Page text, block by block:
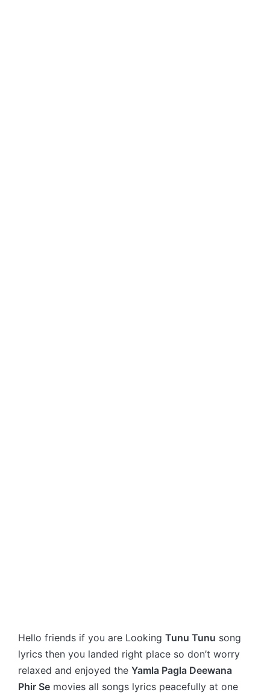
Hello friends if you are Looking Tunu Tunu song
lyrics then you landed right place so don’t worry
relaxed and enjoyed the Yamla Pagla Deewana
Phir Se movies all songs lyrics peacefully at one